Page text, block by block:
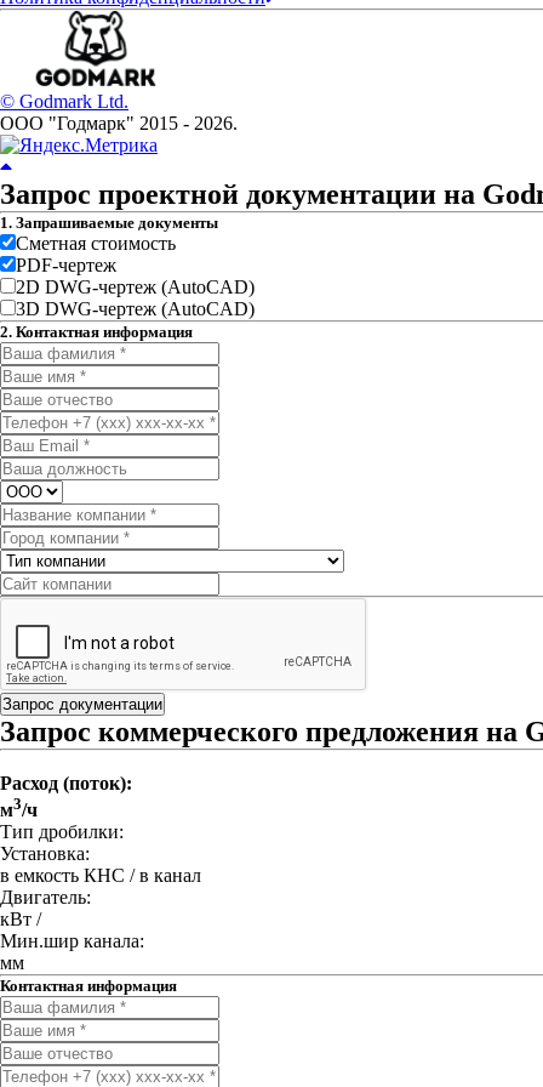
© Godmark Ltd.
ООО "Годмарк" 2015 - 2026.
Запрос проектной документации на
1. Запрашиваемые документы
Сметная стоимость
PDF-чертеж
2D DWG-чертеж (AutoCAD)
3D DWG-чертеж (AutoCAD)
2. Контактная информация
Запрос документации
Запрос коммерческого предложения на
Расход (поток):
м3/ч
Тип дробилки:
Установка:
в емкость КНС / в канал
Двигатель:
кВт /
Мин.шир канала:
мм
Контактная информация